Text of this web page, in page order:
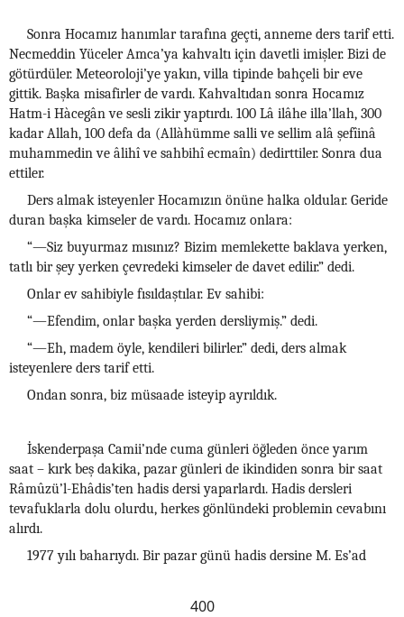
Sonra Hocamız hanımlar tarafına geçti, anneme ders tarif etti.
Necmeddin Yüceler Amca’ya kahvaltı için davetli imişler. Bizi de
götürdüler. Meteoroloji’ye yakın, villa tipinde bahçeli bir eve
gittik. Başka misafirler de vardı. Kahvaltıdan sonra Hocamız
Hatm-i Hàcegân ve sesli zikir yaptırdı. 100 Lâ ilâhe illa’llah, 300
kadar Allah, 100 defa da (Allàhümme salli ve sellim alâ şefîinâ
muhammedin ve âlihî ve sahbihî ecmaîn) dedirttiler. Sonra dua
ettiler.
Ders almak isteyenler Hocamızın önüne halka oldular. Geride
duran başka kimseler de vardı. Hocamız onlara:
“—Siz buyurmaz mısınız? Bizim memlekette baklava yerken,
tatlı bir şey yerken çevredeki kimseler de davet edilir.” dedi.
Onlar ev sahibiyle fısıldaştılar. Ev sahibi:
“—Efendim, onlar başka yerden dersliymiş.” dedi.
“—Eh, madem öyle, kendileri bilirler.” dedi, ders almak
isteyenlere ders tarif etti.
Ondan sonra, biz müsaade isteyip ayrıldık.
İskenderpaşa Camii’nde cuma günleri öğleden önce yarım
saat – kırk beş dakika, pazar günleri de ikindiden sonra bir saat
Râmûzü’l-Ehâdis’ten hadis dersi yaparlardı. Hadis dersleri
tevafuklarla dolu olurdu, herkes gönlündeki problemin cevabını
alırdı.
1977 yılı baharıydı. Bir pazar günü hadis dersine M. Es’ad
400